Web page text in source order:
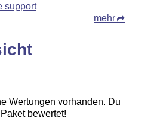
support
mehr
Wertungen vorhanden. Du
bewertet!